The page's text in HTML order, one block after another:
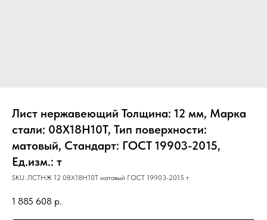
Лист нержавеющий Толщина: 12 мм, Марка
стали: 08Х18Н10Т, Тип поверхности:
матовый, Стандарт: ГОСТ 19903-2015,
Ед.изм.: т
SKU: ЛСТНЖ 12 08Х18Н10Т матовый ГОСТ 19903-2015 т
1 885 608 р.